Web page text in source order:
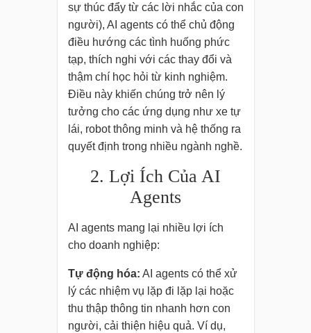
sự thúc đẩy từ các lời nhắc của con
người), AI agents có thể chủ động
điều hướng các tình huống phức
tạp, thích nghi với các thay đổi và
thậm chí học hỏi từ kinh nghiệm.
Điều này khiến chúng trở nên lý
tưởng cho các ứng dụng như xe tự
lái, robot thông minh và hệ thống ra
quyết định trong nhiều ngành nghề.
2. Lợi Ích Của AI
Agents
AI agents mang lại nhiều lợi ích
cho doanh nghiệp:
Tự động hóa: AI agents có thể xử
lý các nhiệm vụ lặp đi lặp lại hoặc
thu thập thông tin nhanh hơn con
người, cải thiện hiệu quả. Ví dụ,